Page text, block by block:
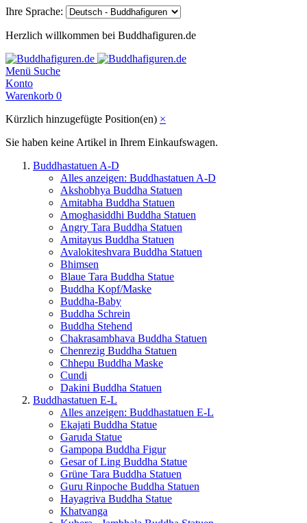
Ihre Sprache:
Herzlich willkommen bei Buddhafiguren.de
Menü Suche
Konto
Warenkorb 0
Kürzlich hinzugefügte Position(en) ×
Sie haben keine Artikel in Ihrem Einkaufswagen.
Buddhastatuen A-D
Alles anzeigen: Buddhastatuen A-D
Akshobhya Buddha Statuen
Amitabha Buddha Statuen
Amoghasiddhi Buddha Statuen
Angry Tara Buddha Statuen
Amitayus Buddha Statuen
Avalokiteshvara Buddha Statuen
Bhimsen
Blaue Tara Buddha Statue
Buddha Kopf/Maske
Buddha-Baby
Buddha Schrein
Buddha Stehend
Chakrasambhava Buddha Statuen
Chenrezig Buddha Statuen
Chhepu Buddha Maske
Cundi
Dakini Buddha Statuen
Buddhastatuen E-L
Alles anzeigen: Buddhastatuen E-L
Ekajati Buddha Statue
Garuda Statue
Gampopa Buddha Figur
Gesar of Ling Buddha Statue
Grüne Tara Buddha Statuen
Guru Rinpoche Buddha Statuen
Hayagriva Buddha Statue
Khatvanga